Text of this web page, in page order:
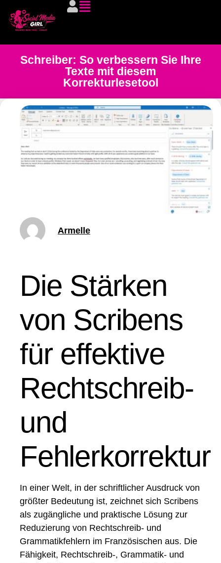
Schreiber: So verbessern Sie Ihre
Texte mit diesem
Korrekturlesetool
Armelle
Die Stärken
von Scribens
für effektive
Rechtschreib-
und
Fehlerkorrektur
In einer Welt, in der schriftlicher Ausdruck von
größter Bedeutung ist, zeichnet sich Scribens
als zugängliche und praktische Lösung zur
Reduzierung von Rechtschreib- und
Grammatikfehlern im Französischen aus. Die
Fähigkeit, Rechtschreib-, Grammatik- und